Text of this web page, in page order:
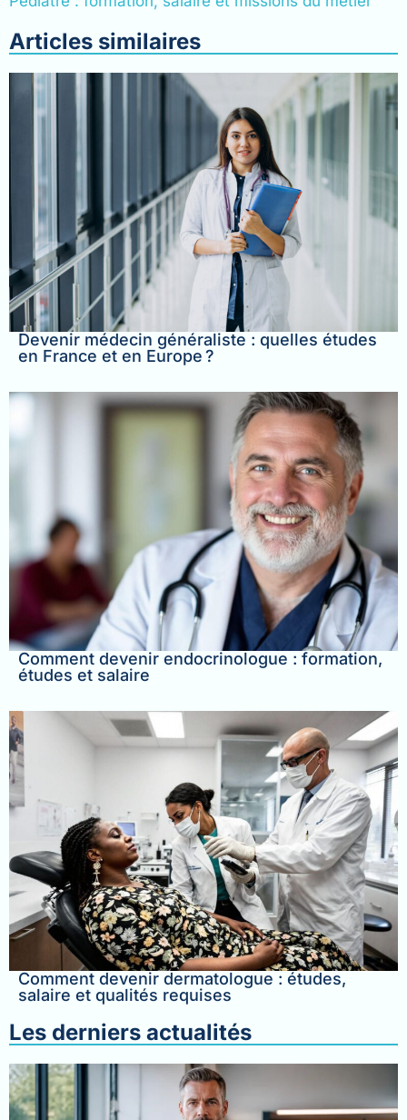
Articles similaires
Devenir médecin généraliste : quelles études
en France et en Europe ?
Comment devenir endocrinologue : formation,
études et salaire
Comment devenir dermatologue : études,
salaire et qualités requises
Les derniers actualités